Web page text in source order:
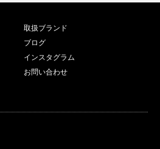
取扱ブランド
ブログ
インスタグラム
お問い合わせ